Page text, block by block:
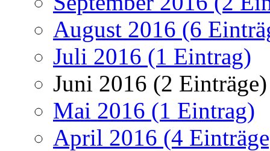
August 2016 (6
Juli 2016 (1 Eintrag)
Juni 2016 (2 Einträge)
Mai 2016 (1 Eintrag)
April 2016 (4